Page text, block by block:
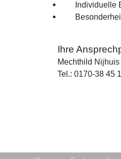
Individuelle
Ihre
Mechthild Nijhuis
Tel.: 0170-38 45